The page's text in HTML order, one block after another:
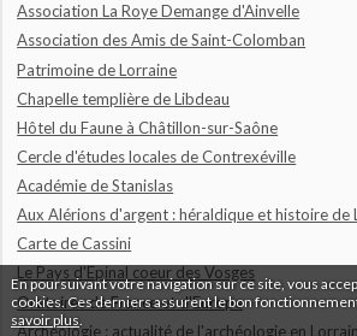
En poursuivant votre navigation sur ce site, vous
cookies. Ces derniers assurent le bon
savoir plus
Association La Roye Demange d'Ainvelle
Association des Amis de Saint-Colomban
Patrimoine de Lorraine
Chapelle templière de Libdeau
Hôtel du Faune à Châtillon-sur-Saône
Cercle d'études locales de Contrexéville
Académie de Stanislas
Aux Alérions d'argent : héraldique et histoire de
Carte de Cassini
Le Pays d'Epinal coeur des Vosges
Oratoires de France et d'Europe
Archéologie : actualité de l'archéologie en